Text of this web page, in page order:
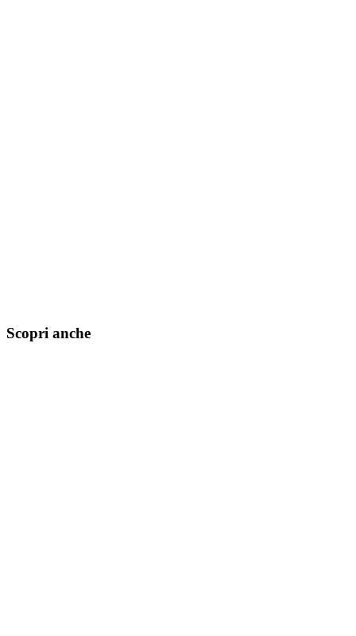
Scopri anche